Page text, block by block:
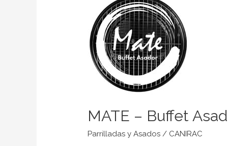
MATE – Buffet
Parrilladas y Asados / CANIRAC
Buffet
Asador